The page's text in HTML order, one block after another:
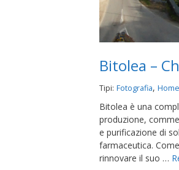
Bitolea –
Tipi: Fotografia, Home
Bitolea è una
produzione,
e purificazione di
farmaceutica.
rinnovare il suo …